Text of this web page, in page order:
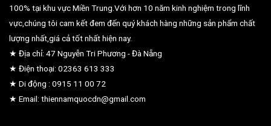
100% tại khu vực Miền Trung.Với hơn 10 năm kinh nghiệm trong lĩnh
vực,chúng tôi cam kết đem đến quý khách hàng những sản phẩm chất
lượng nhất,giá cả tốt nhất hiện nay.
★ Địa chỉ: 47 Nguyễn Tri Phương - Đà Nẵng
★ Điện thoại: 02363 613 333
★ Di động : 0915 11 00 72
★ Email: thiennamquocdn@gmail.com